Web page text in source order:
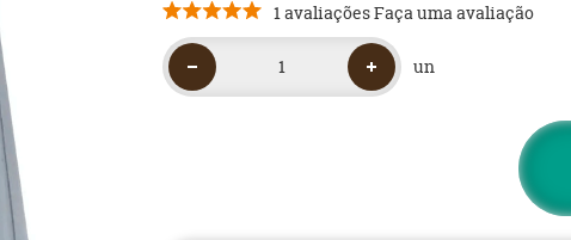
1 avaliaçõesFaça uma avaliação
un